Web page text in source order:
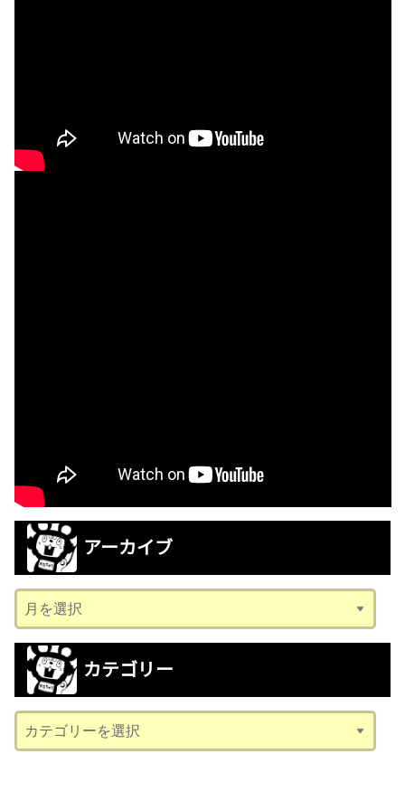
アーカイブ
ー
カ
ブ
カテゴリー
テ